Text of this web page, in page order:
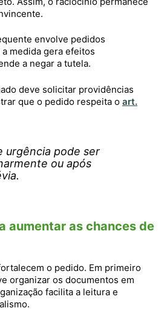
envolve pedidos
medida gera efeitos
a negar a tutela.
deve solicitar providências
que o pedido respeita o art.
urgência pode ser
ou após
aumentar as chances de
o pedido. Em primeiro
organizar os documentos em
facilita a leitura e